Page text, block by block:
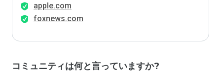
apple.com
foxnews.com
コミュニティは何と言っていますか?